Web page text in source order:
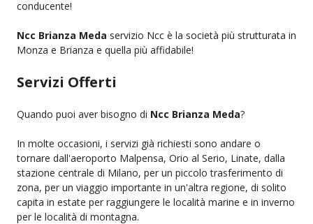
conducente!
Ncc Brianza Meda servizio Ncc è la società più strutturata in
Monza e Brianza e quella più affidabile!
Servizi Offerti
Quando puoi aver bisogno di Ncc Brianza Meda?
In molte occasioni, i servizi già richiesti sono andare o
tornare dall'aeroporto Malpensa, Orio al Serio, Linate, dalla
stazione centrale di Milano, per un piccolo trasferimento di
zona, per un viaggio importante in un'altra regione, di solito
capita in estate per raggiungere le località marine e in inverno
per le località di montagna.